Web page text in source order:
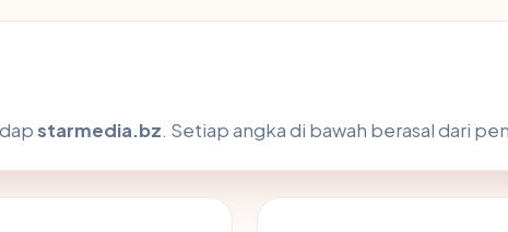
starmedia.bz. Setiap angka di bawah berasal dari